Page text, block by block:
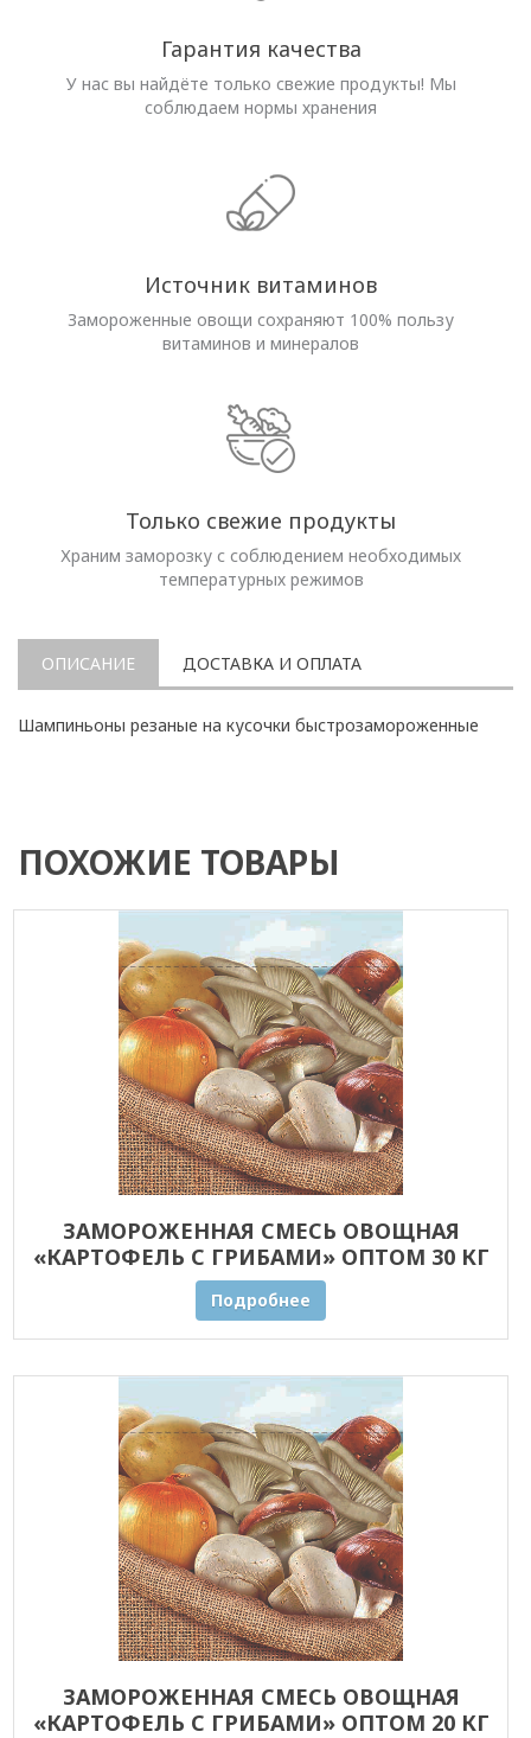
Гарантия качества
У нас вы найдёте только свежие продукты! Мы
соблюдаем нормы хранения
Источник витаминов
Замороженные овощи сохраняют 100% пользу
витаминов и минералов
Только свежие продукты
Храним заморозку с соблюдением необходимых
температурных режимов
ОПИСАНИЕ ДОСТАВКА И ОПЛАТА
Шампиньоны резаные на кусочки быстрозамороженные
ПОХОЖИЕ ТОВАРЫ
ЗАМОРОЖЕННАЯ СМЕСЬ ОВОЩНАЯ
«КАРТОФЕЛЬ С ГРИБАМИ» ОПТОМ 30 КГ
Подробнее
ЗАМОРОЖЕННАЯ СМЕСЬ ОВОЩНАЯ
«КАРТОФЕЛЬ С ГРИБАМИ» ОПТОМ 20 КГ